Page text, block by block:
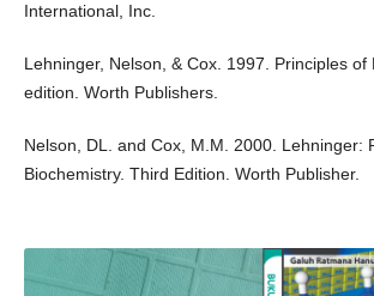
International, Inc.
Lehninger, Nelson, & Cox. 1997. Principles of
edition. Worth Publishers.
Nelson, DL. and Cox, M.M. 2000. Lehninger:
Biochemistry. Third Edition. Worth Publisher.